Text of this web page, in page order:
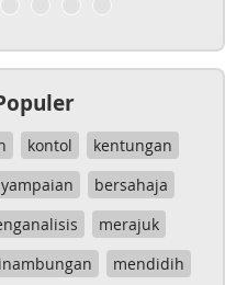
kontol
kentungan
bersahaja
merajuk
mendidih